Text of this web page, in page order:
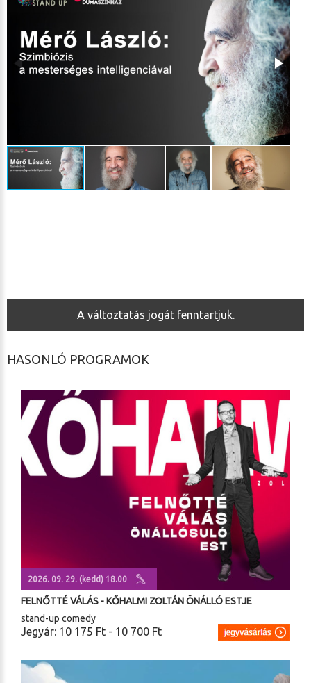
A változtatás jogát fenntartjuk.
HASONLÓ PROGRAMOK
2026. 09. 29. (kedd) 18.00
FELNŐTTÉ VÁLÁS - KŐHALMI ZOLTÁN ÖNÁLLÓ ESTJE
stand-up comedy
Jegyár: 10 175 Ft - 10 700 Ft